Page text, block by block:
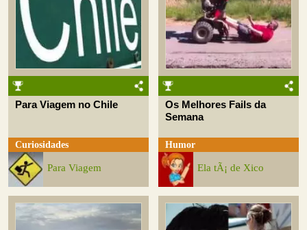
Para Viagem no Chile
Curiosidades
Para Viagem
Os Melhores Fails da
Semana
Humor
Ela tÃ¡ de Xico